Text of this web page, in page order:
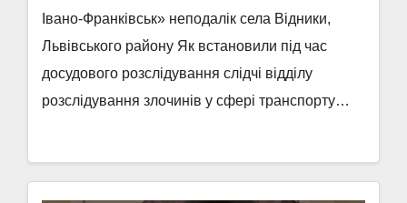
Івано-Франківськ» неподалік села Відники,
Львівського району Як встановили під час
досудового розслідування слідчі відділу
розслідування злочинів у сфері транспорту…